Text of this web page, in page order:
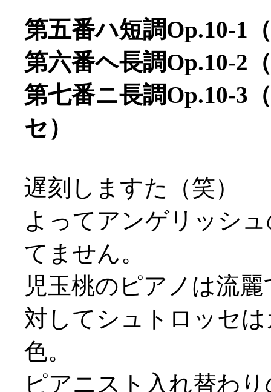
第五番ハ短調Op.10-1
第六番ヘ長調Op.10-2
第七番ニ長調Op.10-3
セ）
遅刻しますた（笑）
よってアンゲリッシ
てません。
児玉桃のピアノは流
対してシュトロッセ
色。
ピアニスト入れ替わ